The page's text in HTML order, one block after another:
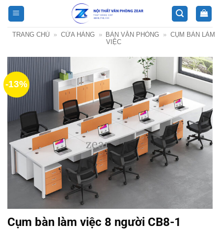
Bỏ
qua
nội
TRANG CHỦ » CỬA HÀNG » BÀN VĂN PHÒNG » CỤM BÀN LÀM
VIỆC
-13%
Cụm bàn làm việc 8 người CB8-1